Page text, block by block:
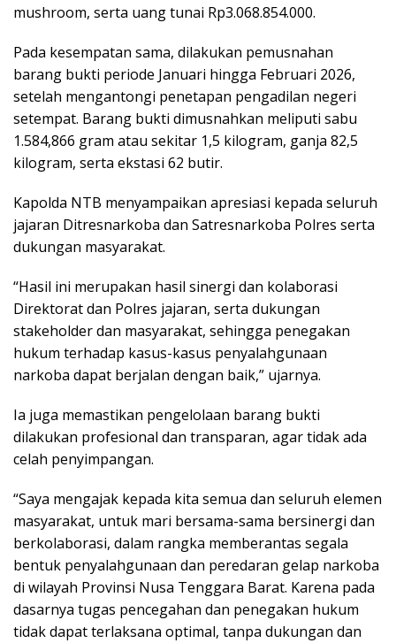
mushroom, serta uang tunai Rp3.068.854.000.
Pada kesempatan sama, dilakukan pemusnahan
barang bukti periode Januari hingga Februari 2026,
setelah mengantongi penetapan pengadilan negeri
setempat. Barang bukti dimusnahkan meliputi sabu
1.584,866 gram atau sekitar 1,5 kilogram, ganja 82,5
kilogram, serta ekstasi 62 butir.
Kapolda NTB menyampaikan apresiasi kepada seluruh
jajaran Ditresnarkoba dan Satresnarkoba Polres serta
dukungan masyarakat.
“Hasil ini merupakan hasil sinergi dan kolaborasi
Direktorat dan Polres jajaran, serta dukungan
stakeholder dan masyarakat, sehingga penegakan
hukum terhadap kasus-kasus penyalahgunaan
narkoba dapat berjalan dengan baik,” ujarnya.
Ia juga memastikan pengelolaan barang bukti
dilakukan profesional dan transparan, agar tidak ada
celah penyimpangan.
“Saya mengajak kepada kita semua dan seluruh elemen
masyarakat, untuk mari bersama-sama bersinergi dan
berkolaborasi, dalam rangka memberantas segala
bentuk penyalahgunaan dan peredaran gelap narkoba
di wilayah Provinsi Nusa Tenggara Barat. Karena pada
dasarnya tugas pencegahan dan penegakan hukum
tidak dapat terlaksana optimal, tanpa dukungan dan